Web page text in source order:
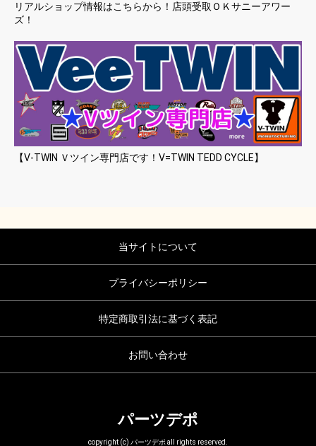
リアルショップ情報はこちらから！店頭受取ＯＫサニーアワー
ズ！
【V-TWIN Ｖツイン専門店です！V=TWIN TEDD CYCLE】
当サイトについて
プライバシーポリシー
特定商取引法に基づく表記
お問い合わせ
パーツデポ
copyright (c) パーツデポ all rights reserved.